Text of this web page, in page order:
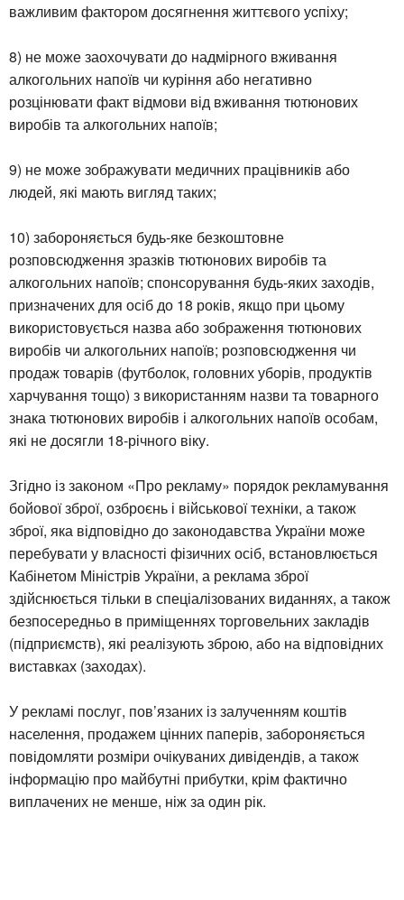
важливим фактором досягнення життєвого уcпіху;
8) не може заохочувати до надмірного вживання
алкогольних напоїв чи куріння або негативно
розцінювати факт відмови від вживання тютюнових
виробів та алкогольних напоїв;
9) не може зображувати медичних працівників або
людей, які мають вигляд таких;
10) забороняється будь-яке безкоштовне
розповсюдження зразків тютюнових виробів та
алкогольних напоїв; спонсорування будь-яких заходів,
призначених для осіб до 18 років, якщо при цьому
використовується назва або зображення тютюнових
виробів чи алкогольних напоїв; розповсюдження чи
продаж товарів (футболок, головних уборів, продуктів
харчування тощо) з використанням назви та товарного
знака тютюнових виробів і алкогольних напоїв особам,
які не досягли 18-річного віку.
Згідно із законом «Про рекламу» порядок рекламування
бойової зброї, озброєнь і військової техніки, а також
зброї, яка відповідно до законодавства України може
перебувати у власності фізичних осіб, встановлюється
Кабінетом Міністрів України, а реклама зброї
здійснюється тільки в спеціалізованих виданнях, а також
безпосередньо в приміщеннях торговельних закладів
(підприємств), які реалізують зброю, або на відповідних
виставках (заходах).
У рекламі послуг, пов’язаних із залученням коштів
населення, продажем цінних паперів, забороняється
повідомляти розміри очікуваних дивідендів, а також
інформацію про майбутні прибутки, крім фактично
виплачених не менше, ніж за один рік.